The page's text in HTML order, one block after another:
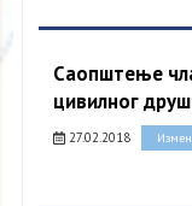
Саопштење
цивилног
27.02.2018